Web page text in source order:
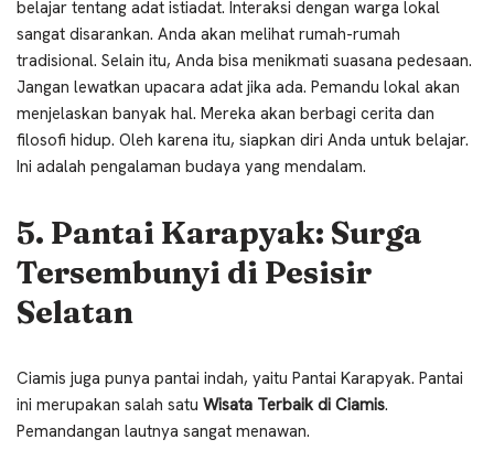
belajar tentang adat istiadat. Interaksi dengan warga lokal
sangat disarankan. Anda akan melihat rumah-rumah
tradisional. Selain itu, Anda bisa menikmati suasana pedesaan.
Jangan lewatkan upacara adat jika ada. Pemandu lokal akan
menjelaskan banyak hal. Mereka akan berbagi cerita dan
filosofi hidup. Oleh karena itu, siapkan diri Anda untuk belajar.
Ini adalah pengalaman budaya yang mendalam.
5. Pantai Karapyak: Surga
Tersembunyi di Pesisir
Selatan
Ciamis juga punya pantai indah, yaitu Pantai Karapyak. Pantai
ini merupakan salah satu Wisata Terbaik di Ciamis.
Pemandangan lautnya sangat menawan.